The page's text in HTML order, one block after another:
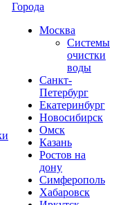
Города
Москва
Системы
очистки
воды
Санкт-
Петербург
Екатеринбург
Новосибирск
Омск
Казань
Ростов на
дону
Симферополь
Хабаровск